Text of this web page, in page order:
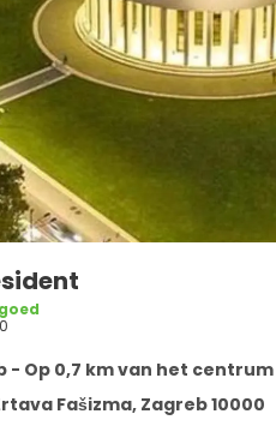
- Op 0,7 km van het centrum
Fašizma, Zagreb 10000